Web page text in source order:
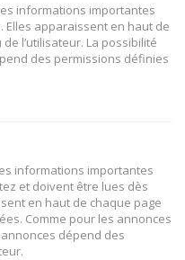
informations importantes
apparaissent en haut de
l’utilisateur. La possibilité
des permissions définies
informations importantes
et doivent être lues dès
en haut de chaque page
Comme pour les annonces
dépend des